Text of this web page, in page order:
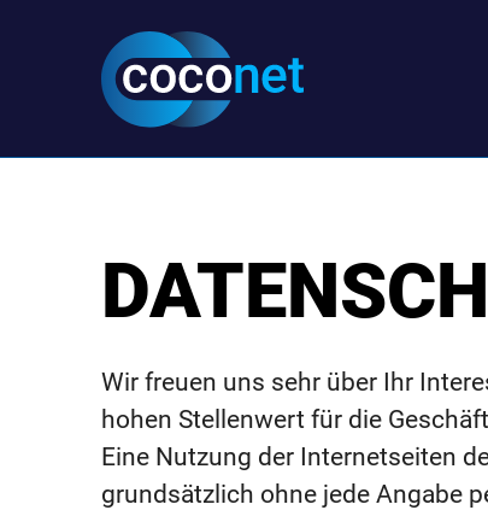
(Eingabetaste)
Hauptmenu
(Eingabetaste)
(Eingabetaste)
(Eingabetaste)
Wir freuen uns sehr über Ihr
hohen Stellenwert für die
Eine Nutzung der Internetseiten
grundsätzlich ohne jede Angabe